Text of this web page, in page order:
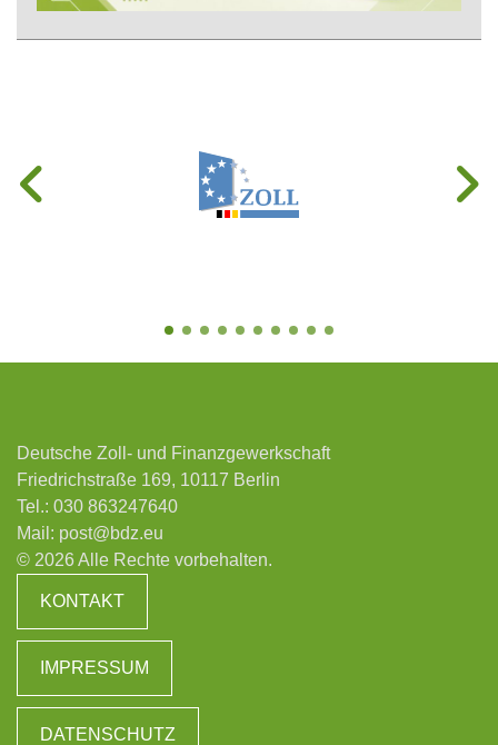
Deutsche Zoll- und Finanzgewerkschaft
Friedrichstraße 169, 10117 Berlin
Tel.: 030 863247640
Mail: post@bdz.eu
© 2026 Alle Rechte vorbehalten.
KONTAKT
IMPRESSUM
DATENSCHUTZ